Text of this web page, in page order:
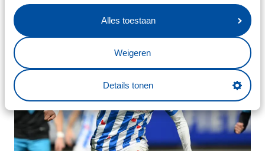
Alles toestaan
Weigeren
Details tonen